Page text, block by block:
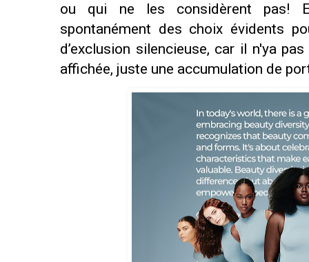
ou qui ne les considèrent pas!
spontanément des choix évidents
d’exclusion silencieuse, car il n'ya
affichée, juste une accumulation de